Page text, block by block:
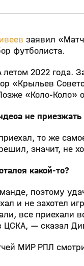
заявил
футболиста.
2022 года.
«Крыльев
«Коло‑Коло»
не приезжать
то же
значит, не
какой‑то?
поэтому
и не захотел
все приехали
ЦСКА, — сказал
МИР РПЛ